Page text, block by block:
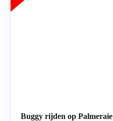
Buggy rijden op Palmeraie